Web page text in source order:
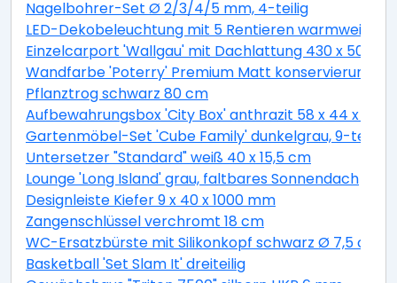
Nagelbohrer-Set Ø 2/3/4/5 mm, 4-teilig
LED-Dekobeleuchtung mit 5 Rentieren warmweiß
Einzelcarport 'Wallgau' mit Dachlattung 430 x 500
Wandfarbe 'Poterry' Premium Matt
Pflanztrog schwarz 80 cm
Aufbewahrungsbox 'City Box' anthrazit 58 x 44 x 55
Gartenmöbel-Set 'Cube Family' dunkelgrau, 9-teilig
Untersetzer "Standard" weiß 40 x 15,5 cm
Lounge 'Long Island' grau, faltbares Sonnendach
Designleiste Kiefer 9 x 40 x 1000 mm
Zangenschlüssel verchromt 18 cm
WC-Ersatzbürste mit Silikonkopf schwarz Ø 7,5 cm
Basketball 'Set Slam It' dreiteilig